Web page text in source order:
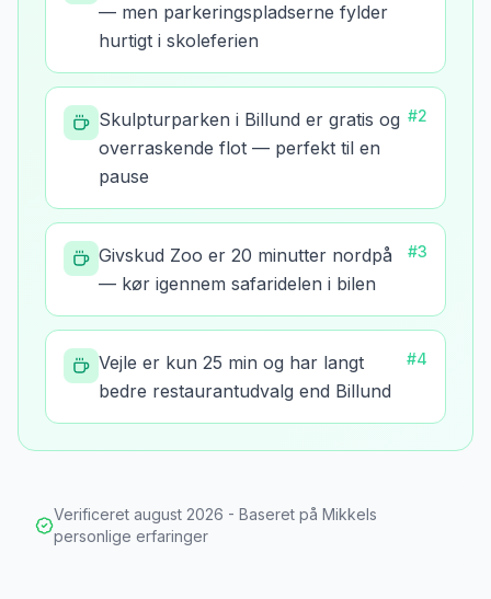
— men parkeringspladserne fylder
hurtigt i skoleferien
Skulpturparken i Billund er gratis og
overraskende flot — perfekt til en
pause
#2
Givskud Zoo er 20 minutter nordpå
— kør igennem safaridelen i bilen
#3
Vejle er kun 25 min og har langt
bedre restaurantudvalg end Billund
#4
Verificeret august 2026 - Baseret på Mikkels
personlige erfaringer